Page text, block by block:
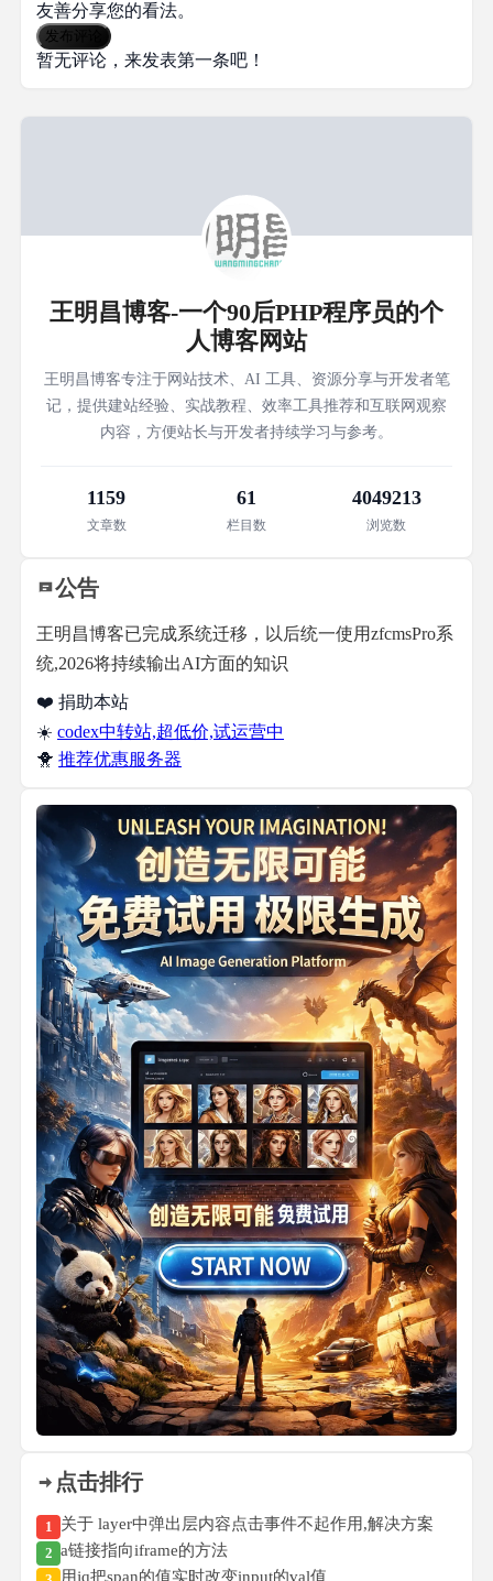
友善分享您的看法。
发布评论
暂无评论，来发表第一条吧！
王明昌博客-一个90后PHP程序员的个
人博客网站
王明昌博客专注于网站技术、AI 工具、资源分享与开发者笔
记，提供建站经验、实战教程、效率工具推荐和互联网观察
内容，方便站长与开发者持续学习与参考。
1159
文章数
61
栏目数
4049213
浏览数
公告
王明昌博客已完成系统迁移，以后统一使用zfcmsPro系
统,2026将持续输出AI方面的知识
❤️ 捐助本站
☀️ codex中转站,超低价,试运营中
🐥 推荐优惠服务器
点击排行
1 关于 layer中弹出层内容点击事件不起作用,解决方案
2 a链接指向iframe的方法
用jq把span的值实时改变input的val值